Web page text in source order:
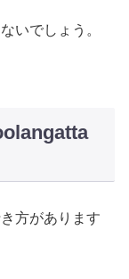
いでしょう。
方があります